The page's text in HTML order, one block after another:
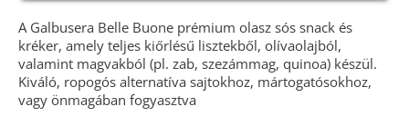
A Galbusera Belle Buone prémium olasz sós snack és
kréker, amely teljes kiőrlésű lisztekből, olívaolajból,
valamint magvakból (pl. zab, szezámmag, quinoa) készül.
Kiváló, ropogós alternatíva sajtokhoz, mártogatósokhoz,
vagy önmagában fogyasztva